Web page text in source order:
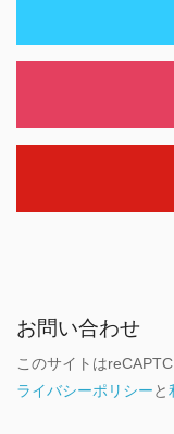
お問い合わせ
このサイトは
ライバシーポリシーと